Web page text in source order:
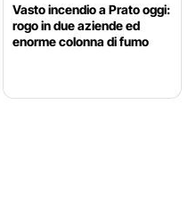
Vasto incendio a Prato oggi:
rogo in due aziende ed
enorme colonna di fumo